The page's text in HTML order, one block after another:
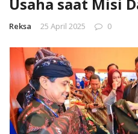
Reksa 25 April 2025 0